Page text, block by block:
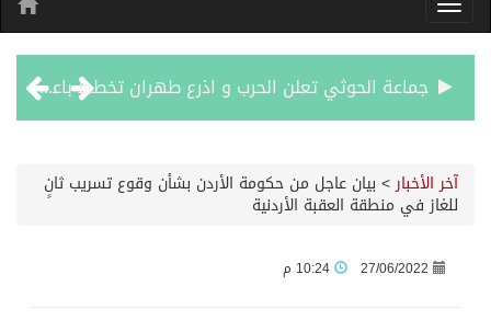
جماعة الحوثي تعلن الحرب و اذرع طهران تخطط باعمال ارهابية واسعة تطال دول الشرق الاوسط
آخر الأخبار> بيان عاجل من حكومة الأردن بشأن وقوع تسريب ثانٍ
للغاز في منطقة العقبة الأردنية
27/06/2022